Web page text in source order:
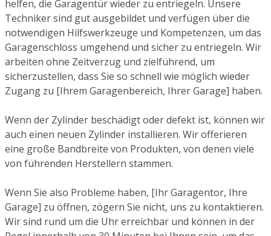
helfen, die Garagentür wieder zu entriegeln. Unsere
Techniker sind gut ausgebildet und verfügen über die
notwendigen Hilfswerkzeuge und Kompetenzen, um das
Garagenschloss umgehend und sicher zu entriegeln. Wir
arbeiten ohne Zeitverzug und zielführend, um
sicherzustellen, dass Sie so schnell wie möglich wieder
Zugang zu [Ihrem Garagenbereich, Ihrer Garage] haben.
Wenn der Zylinder beschädigt oder defekt ist, können wir
auch einen neuen Zylinder installieren. Wir offerieren
eine große Bandbreite von Produkten, von denen viele
von führenden Herstellern stammen.
Wenn Sie also Probleme haben, [Ihr Garagentor, Ihre
Garage] zu öffnen, zögern Sie nicht, uns zu kontaktieren.
Wir sind rund um die Uhr erreichbar und können in der